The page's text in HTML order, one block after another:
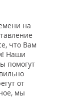
на
что Вам
Наши
помогут
от
мы